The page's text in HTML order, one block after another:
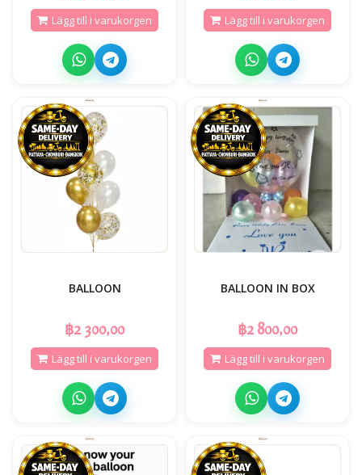
Lägg till i varukorgen Lägg till i varukorgen
BALLOON
฿2 300,00
Lägg till i varukorgen
BALLOON IN BOX
฿2 800,00
Lägg till i varukorgen